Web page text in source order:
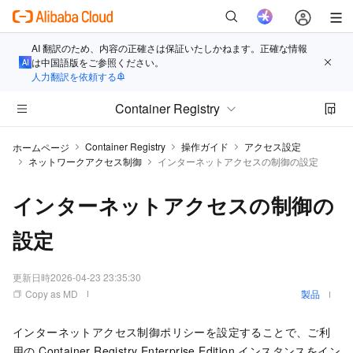
AI 翻訳のため、内容の正確さは保証いたしかねます。正確な情報
は中国語版をご参照ください。
人力翻訳を依頼する
Container Registry
ホームページ Container Registry 操作ガイド
アクセス設定
ネットワークアクセス制御
インターネットアクセスの制御の設定
インターネットアクセスの制御の
設定
更新日時2026-04-23 23:35:30
Copy as MD
製品
インターネットアクセス制御ポリシーを設定することで、ご利